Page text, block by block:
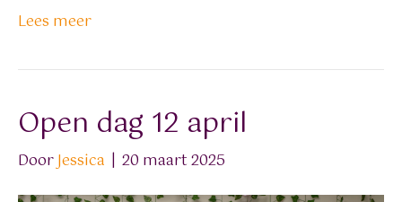
Lees meer
Open dag 12 april
DoorJessica | 20 maart 2025